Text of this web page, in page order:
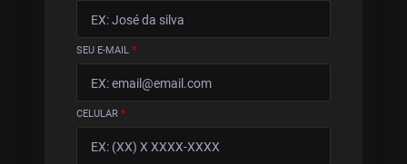
SEU E-MAIL *
CELULAR *